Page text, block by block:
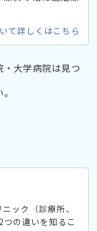
て詳しくはこちら
大学病院は見つ
ック（診療所、
の違いを知るこ